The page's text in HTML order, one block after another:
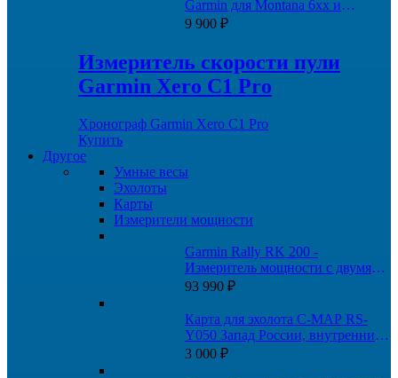
Garmin для Montana 6xx и
GPSMAP 276Cx
9 900 ₽
Измеритель скорости пули
Garmin Xero C1 Pro
Хронограф Garmin Xero C1 Pro
Купить
Другое
Умные весы
Эхолоты
Карты
Измерители мощности
Garmin Rally RK 200 -
Измеритель мощности с двумя
датчиками
93 990 ₽
Карта для эхолота C-MAP RS-
Y050 Запад России, внутренние
пути
3 000 ₽